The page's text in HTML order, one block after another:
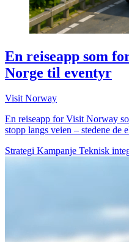
En reiseapp som
Norge til eventyr
Visit Norway
En reiseapp for Visit Norway
stopp langs veien – stedene de
Strategi Kampanje Teknisk